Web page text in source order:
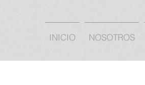
INICIO NOSOTROS